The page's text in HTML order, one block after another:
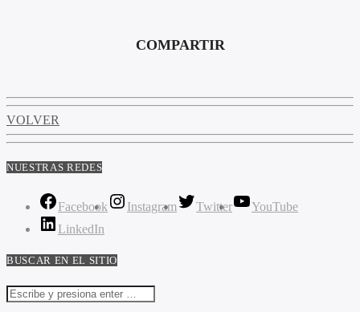
COMPARTIR
VOLVER
NUESTRAS REDES
Facebook Instagram Twitter
YouTube
LinkedIn
BUSCAR EN EL SITIO